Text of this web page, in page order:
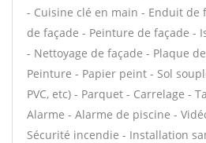
- Cuisine clé en main - Enduit de
de façade - Peinture de façade -
- Nettoyage de façade - Plaque
Peinture - Papier peint - Sol
PVC, etc) - Parquet - Carrelage -
Alarme - Alarme de piscine -
Sécurité incendie - Installation